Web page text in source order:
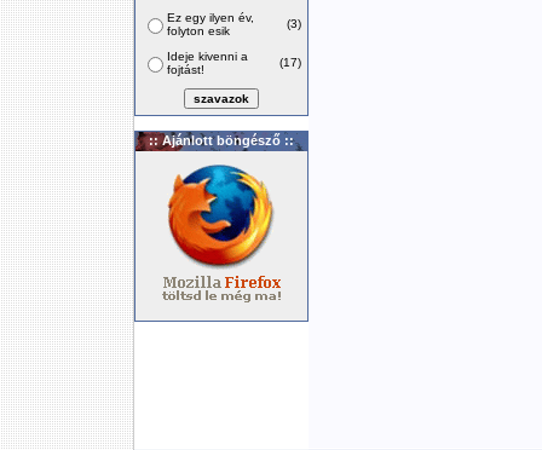
Ez egy ilyen év,
folyton esik
(3)
Ideje kivenni a
fojtást!
(17)
:: Ajánlott böngésző ::